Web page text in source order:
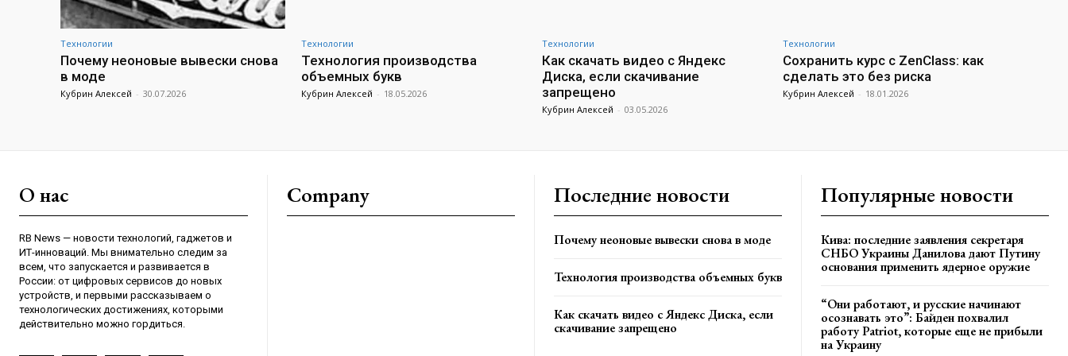
Технологии
Почему неоновые вывески снова
в моде
Кубрин Алексей - 30.07.2026
Технологии
Технология производства
объемных букв
Кубрин Алексей - 18.05.2026
Технологии
Как скачать видео с Яндекс
Диска, если скачивание
запрещено
Кубрин Алексей - 03.05.2026
Технологии
Сохранить курс с ZenClass: как
сделать это без риска
Кубрин Алексей - 18.01.2026
О нас
RB News — новости технологий, гаджетов и
ИТ-инноваций. Мы внимательно следим за
всем, что запускается и развивается в
России: от цифровых сервисов до новых
устройств, и первыми рассказываем о
технологических достижениях, которыми
действительно можно гордиться.
Company Последние новости
Почему неоновые вывески снова в моде
Технология производства объемных букв
Как скачать видео с Яндекс Диска, если
скачивание запрещено
Популярные новости
Кива: последние заявления секретаря
СНБО Украины Данилова дают Путину
основания применить ядерное оружие
“Они работают, и русские начинают
осознавать это”: Байден похвалил
работу Patriot, которые еще не прибыли
на Украину